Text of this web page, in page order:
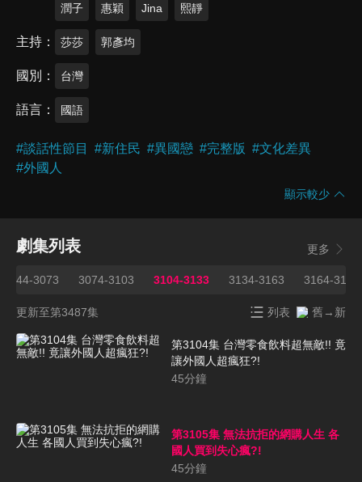
潤子 惠穎 Jina 熙靜
主持 莎莎 郭彥均
國別 台灣
語言 國語
#談話性節目 #新住民 #異國戀 #完整版 #文化差異
#外國人
顯示較少
劇集列表 更多
3044-3073 3074-3103 3104-3133 3134-3163 3164-3193
更新至第3487集 列表 舊→新
第3104集 台灣零食飲料超無敵!! 竟
讓外國人超瘋狂?!
45分鐘
第3105集 無法抗拒的網購人生 各
國人買到失心瘋?!
45分鐘